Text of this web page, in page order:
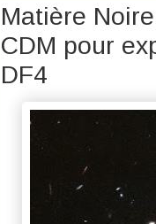
Matière
CDM pour
DF4